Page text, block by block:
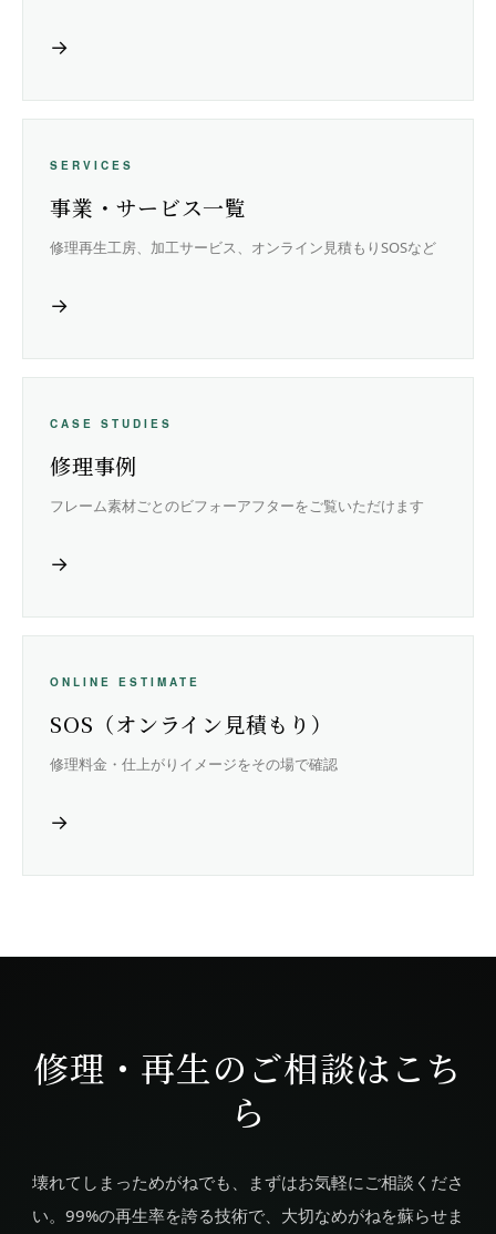
→
SERVICES
事業・サービス一覧
修理再生工房、加工サービス、オンライン見積もりSOSなど
→
CASE STUDIES
修理事例
フレーム素材ごとのビフォーアフターをご覧いただけます
→
ONLINE ESTIMATE
SOS（オンライン見積もり）
修理料金・仕上がりイメージをその場で確認
→
修理・再生のご相談はこち
ら
壊れてしまっためがねでも、まずはお気軽にご相談くださ
い。99%の再生率を誇る技術で、大切なめがねを蘇らせま